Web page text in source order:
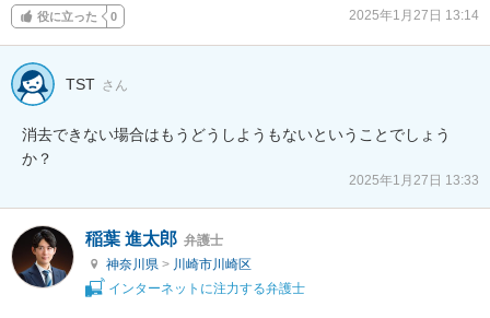
役に立った 0 2025年1月27日 13:14
TST さん
消去できない場合はもうどうしようもないということでしょう
か？
2025年1月27日 13:33
稲葉 進太郎 弁護士
神奈川県 > 川崎市川崎区
インターネットに注力する弁護士